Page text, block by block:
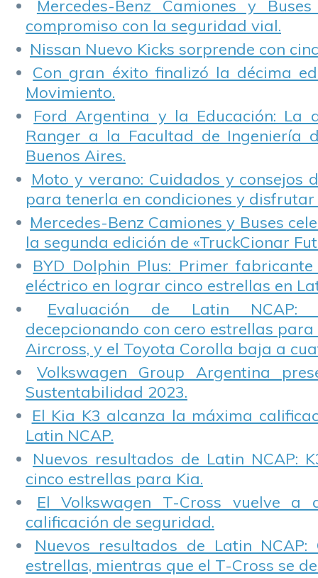
Mercedes-Benz Camiones y
compromiso con la seguridad vial.
Nissan Nuevo Kicks sorprende con
Con gran éxito finalizó la décima
Movimiento.
Ford Argentina y la Educación: La
Ranger a la Facultad de Ingeniería
Buenos Aires.
Moto y verano: Cuidados y consejos
para tenerla en condiciones y disfrutar
Mercedes-Benz Camiones y Buses
la segunda edición de «TruckCionar
BYD Dolphin Plus: Primer
eléctrico en lograr cinco estrellas en
Evaluación de Latin NCAP:
decepcionando con cero estrellas para
Aircross, y el Toyota Corolla baja a
Volkswagen Group Argentina
Sustentabilidad 2023.
El Kia K3 alcanza la máxima
Latin NCAP.
Nuevos resultados de Latin NCAP:
cinco estrellas para Kia.
El Volkswagen T-Cross vuelve a
calificación de seguridad.
Nuevos resultados de Latin NCAP:
estrellas, mientras que el T-Cross se